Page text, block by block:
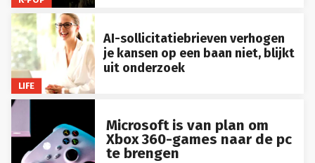
LIFE
AI-sollicitatiebrieven verhogen
je kansen op een baan niet, blijkt
uit onderzoek
Microsoft is van plan om
Xbox 360-games naar de pc
te brengen